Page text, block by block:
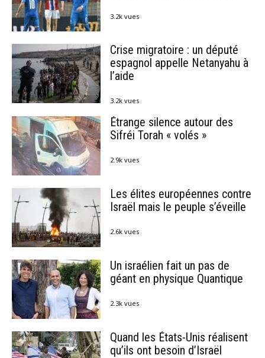
3.2k vues
Crise migratoire : un député
espagnol appelle Netanyahu à
l’aide
3.2k vues
Étrange silence autour des
Sifréi Torah « volés »
2.9k vues
Les élites européennes contre
Israël mais le peuple s’éveille
2.6k vues
Un israélien fait un pas de
géant en physique Quantique
2.3k vues
Quand les États-Unis réalisent
qu’ils ont besoin d’Israël